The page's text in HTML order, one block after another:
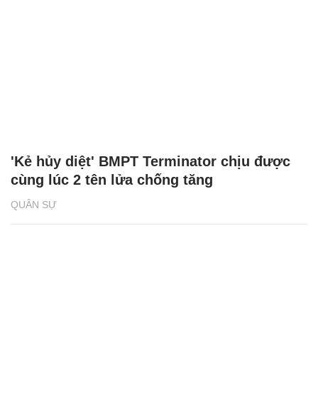
QUÂN SỰ
'Kẻ hủy diệt' BMPT Terminator chịu được
cùng lúc 2 tên lửa chống tăng